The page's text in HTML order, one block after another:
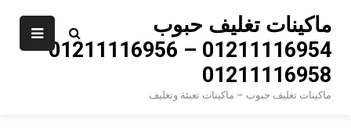
content
ماكينات تغليف حبوب
01211116954 – 01211116956 –
01211116958
ماكينات تغليف حبوب – ماكينات تعبئة وتغليف